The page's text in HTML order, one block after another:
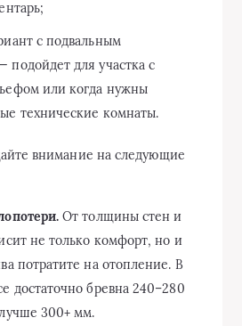
с подвальным
для участка с
или когда нужны
технические комнаты.
внимание на следующие
От толщины стен и
не только комфорт, но и
потратите на отопление. В
достаточно бревна 240–280
300+ мм.